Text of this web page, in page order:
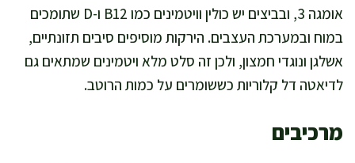
אומגה 3, ובביצים יש כולין וויטמינים כמו B12 ו-D שתומכים
במוח ובמערכת העצבים. הירקות מוסיפים סיבים תזונתיים,
אשלגן ונוגדי חמצון, ולכן זה סלט מלא ויטמינים שמתאים גם
לדיאטה דל קלוריות כששומרים על כמות הרוטב.
מרכיבים